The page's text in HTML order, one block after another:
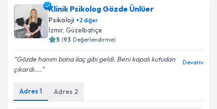
Psk. Öznur Mandacı Şahaniçin randevu takvimi
talebi oluşturun. Size bu uzmandan randevu almanız
için bir takvim hazırlandığında e-posta ile
bilgilendireceğiz.
E-posta Adresiniz
Kişisel verilerimin işlenmesine ilişkinAydınlatma
Klinik Psikolog Gözde Ünlüer
Psikoloji +2 diğer
İzmir, Güzelbahçe
5 (93 Değerlendirme)
Gözde hanım bana ilaç gibi geldi. Beni kapalı kutudan
çıkardı....
Devamı
Adres 1 Adres 2